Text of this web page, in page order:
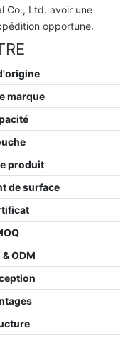
Co., Ltd. avoir une
opportune.
marque
produit
de surface
& ODM